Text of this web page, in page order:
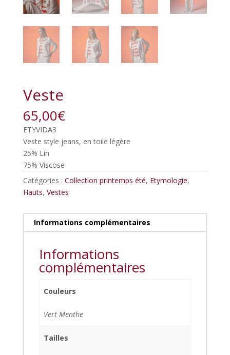
Veste
65,00€
ETYVIDA3
Veste style jeans, en toile légère
25% Lin
75% Viscose
Catégories : Collection printemps été, Etymologie,
Hauts, Vestes
Informations complémentaires
Informations
complémentaires
Couleurs
Vert Menthe
Tailles